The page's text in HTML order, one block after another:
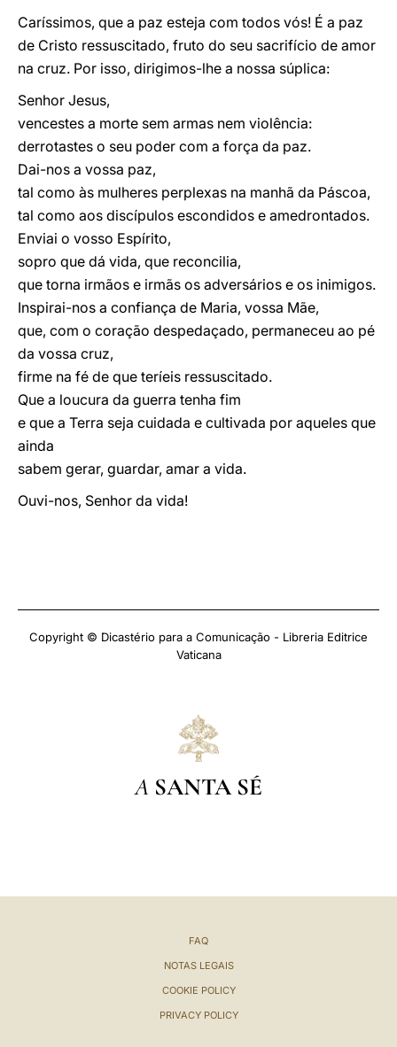
Caríssimos, que a paz esteja com todos vós! É a paz
de Cristo ressuscitado, fruto do seu sacrifício de amor
na cruz. Por isso, dirigimos-lhe a nossa súplica:
Senhor Jesus,
vencestes a morte sem armas nem violência:
derrotastes o seu poder com a força da paz.
Dai-nos a vossa paz,
tal como às mulheres perplexas na manhã da Páscoa,
tal como aos discípulos escondidos e amedrontados.
Enviai o vosso Espírito,
sopro que dá vida, que reconcilia,
que torna irmãos e irmãs os adversários e os inimigos.
Inspirai-nos a confiança de Maria, vossa Mãe,
que, com o coração despedaçado, permaneceu ao pé
da vossa cruz,
firme na fé de que teríeis ressuscitado.
Que a loucura da guerra tenha fim
e que a Terra seja cuidada e cultivada por aqueles que
ainda
sabem gerar, guardar, amar a vida.
Ouvi-nos, Senhor da vida!
Copyright © Dicastério para a Comunicação - Libreria Editrice
Vaticana
A SANTA SÉ
FAQ
NOTAS LEGAIS
COOKIE POLICY
PRIVACY POLICY